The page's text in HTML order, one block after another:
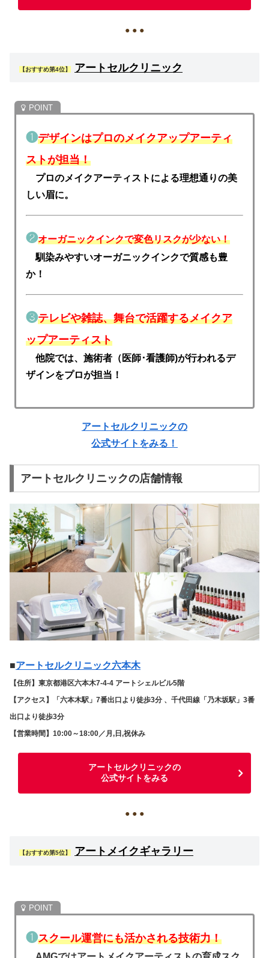
● ● ●
【おすすめ第4位】 アートセルクリニック
❶デザインはプロのメイクアップアーティ
ストが担当！
プロのメイクアーティストによる理想通りの美
しい眉に。
❷オーガニックインクで変色リスクが少ない！
馴染みやすいオーガニックインクで質感も豊
か！
❸テレビや雑誌、舞台で活躍するメイクア
ップアーティスト
他院では、施術者（医師･看護師)が行われるデ
ザインをプロが担当！
アートセルクリニックの
公式サイトをみる！
アートセルクリニックの店舗情報
■アートセルクリニック六本木
【住所】東京都港区六本木7-4-4 アートシェルビル5階
【アクセス】「六本木駅」7番出口より徒歩3分 、千代田線「乃木坂駅」3番
出口より徒歩3分
【営業時間】10:00～18:00／月,日,祝休み
アートセルクリニックの
公式サイトをみる
● ● ●
【おすすめ第5位】 アートメイクギャラリー
❶スクール運営にも活かされる技術力！